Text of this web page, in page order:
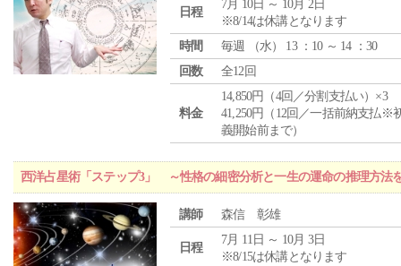
日程
7月 10日 ～ 10月 2日
※8/14は休講となります
時間
毎週 （水） 13 ：10 ～ 14 ：30
回数
全12回
料金
14,850円（4回／分割支払い）×3
41,250円（12回／一括前納支払※
義開始前まで）
西洋占星術「ステップ3」 ～性格の細密分析と一生の運命の推理方法
講師 森信 彰雄
日程
7月 11日 ～ 10月 3日
※8/15は休講となります